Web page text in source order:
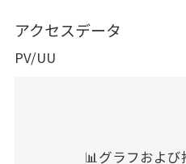
アクセスデータ
PV/UU
📊グラフおよ